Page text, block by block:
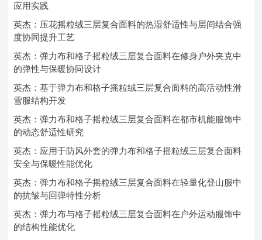
应用实践
英杰：压花摇粒绒三层复合面料的热湿舒适性与层间结合强
度协同提升工艺
英杰：弹力布和格子摇粒绒三层复合面料在修身户外夹克中
的弹性与保暖协同设计
英杰：基于弹力布和格子摇粒绒三层复合面料的高活动性滑
雪服结构开发
英杰：弹力布和格子摇粒绒三层复合面料在都市机能服饰中
的动态舒适性研究
英杰：应用于防风外套的弹力布和格子摇粒绒三层复合面料
安全与保暖性能优化
英杰：弹力布和格子摇粒绒三层复合面料在轻量化登山服中
的抗皱与回弹特性分析
英杰：弹力布与格子摇粒绒三层复合面料在户外运动服饰中
的结构性能优化